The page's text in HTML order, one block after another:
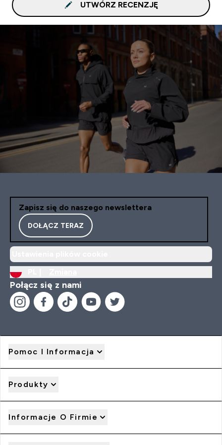
UTWÓRZ RECENZJĘ
Zapisz się do naszego newslettera
DOŁĄCZ TERAZ
Połącz się z nami
Pomoc I Informacja
Produkty
Informacje O Firmie